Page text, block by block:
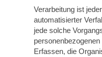
Verarbeitung ist
automatisierter
jede solche
Erfassen, die